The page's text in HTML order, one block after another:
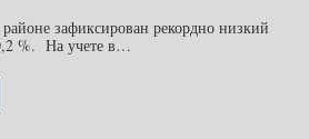
зафиксирован рекордно низкий
%. На учете в…